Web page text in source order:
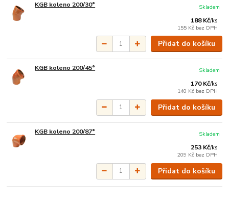
KGB koleno 200/30°
188 Kč/ks
155 Kč bez DPH
Skladem
Přidat do košíku
KGB koleno 200/45°
170 Kč/ks
140 Kč bez DPH
Skladem
Přidat do košíku
KGB koleno 200/87°
253 Kč/ks
209 Kč bez DPH
Skladem
Přidat do košíku